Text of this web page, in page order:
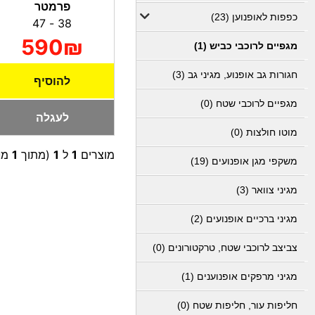
כפפות לאופנוען (23)
מגפיים לרוכבי כביש (1)
חגורות גב אופנוע, מגיני גב (3)
מגפיים לרוכבי שטח (0)
מוטו חולצות (0)
משקפי מגן אופנועים (19)
מגיני צוואר (3)
מגיני ברכיים אופנועים (2)
צביצב לרוכבי שטח, טרקטורונים (0)
מגיני מרפקים אופנוענים (1)
חליפות עור, חליפות שטח (0)
פרמטר
590₪
להוסיף
לעגלה
מוצרים 1 ל 1 (מתוך 1